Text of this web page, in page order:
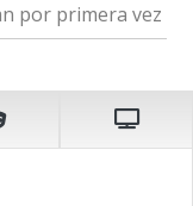
por primera vez